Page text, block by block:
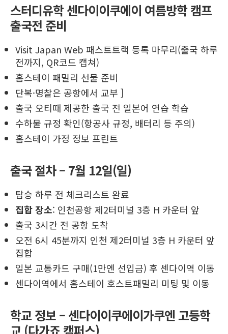
스터디유학 센다이이쿠에이 여름방학 캠프
출국전 준비
Visit Japan Web 패스트트랙 등록 마무리(출국 하루
전까지, QR코드 캡쳐)
홈스테이 패밀리 선물 준비
단복·명찰은 공항에서 교부 ]
출국 오티때 제공한 출국 전 일본어 연습 학습
수하물 규정 확인(항공사 규정, 배터리 등 주의)
홈스테이 가정 정보 프린트
출국 절차 – 7월 12일(일)
탑승 하루 전 체크리스트 완료
집합 장소: 인천공항 제2터미널 3층 H 카운터 앞
출국 3시간 전 공항 도착
오전 6시 45분까지 인천 제2터미널 3층 H 카운터 앞
집합
일본 교통카드 구매(1만엔 선입금) 후 센다이역 이동
센다이역에서 홈스테이 호스트패밀리 미팅 및 이동
학교 정보 – 센다이이쿠에이가쿠엔 고등학
교 (다가죠 캠퍼스)